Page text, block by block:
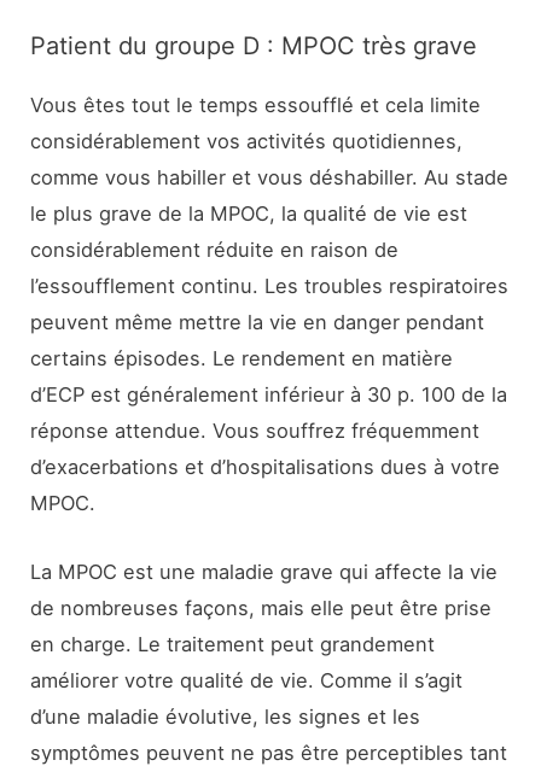
Patient du groupe D : MPOC très grave
Vous êtes tout le temps essoufflé et cela limite
considérablement vos activités quotidiennes,
comme vous habiller et vous déshabiller. Au stade
le plus grave de la MPOC, la qualité de vie est
considérablement réduite en raison de
l’essoufflement continu. Les troubles respiratoires
peuvent même mettre la vie en danger pendant
certains épisodes. Le rendement en matière
d’ECP est généralement inférieur à 30 p. 100 de la
réponse attendue. Vous souffrez fréquemment
d’exacerbations et d’hospitalisations dues à votre
MPOC.
La MPOC est une maladie grave qui affecte la vie
de nombreuses façons, mais elle peut être prise
en charge. Le traitement peut grandement
améliorer votre qualité de vie. Comme il s’agit
d’une maladie évolutive, les signes et les
symptômes peuvent ne pas être perceptibles tant